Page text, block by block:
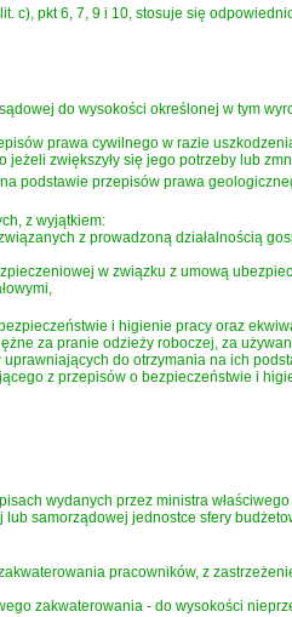
c), pkt 6, 7, 9 i 10, stosuje się
do wysokości określonej w tym
prawa cywilnego w razie
zwiększyły się jego potrzeby lub
podstawie przepisów prawa
z wyjątkiem:
z prowadzoną działalnością
w związku z umową
i higienie pracy oraz
za pranie odzieży roboczej, za
do otrzymania na ich
z przepisów o bezpieczeństwie i
wydanych przez ministra
samorządowej jednostce sfery
pracowników, z
zakwaterowania - do wysokości